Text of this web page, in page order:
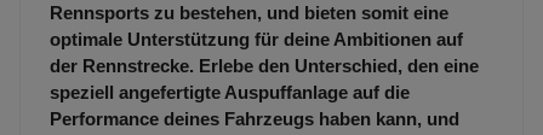
Rennsports zu bestehen, und bieten somit eine
optimale Unterstützung für deine Ambitionen auf
der Rennstrecke. Erlebe den Unterschied, den eine
speziell angefertigte Auspuffanlage auf die
Performance deines Fahrzeugs haben kann, und